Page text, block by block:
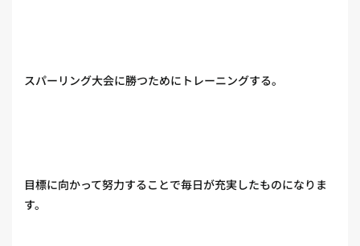
スパーリング大会に勝つためにトレーニングする。
目標に向かって努力することで毎日が充実したものになりま
す。